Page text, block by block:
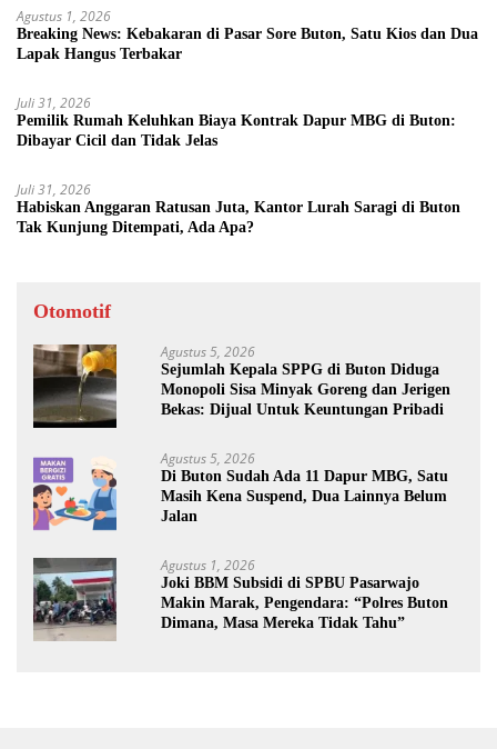
Agustus 1, 2026
Breaking News: Kebakaran di Pasar Sore Buton, Satu Kios dan Dua
Lapak Hangus Terbakar
Juli 31, 2026
Pemilik Rumah Keluhkan Biaya Kontrak Dapur MBG di Buton:
Dibayar Cicil dan Tidak Jelas
Juli 31, 2026
Habiskan Anggaran Ratusan Juta, Kantor Lurah Saragi di Buton
Tak Kunjung Ditempati, Ada Apa?
Otomotif
Agustus 5, 2026
Sejumlah Kepala SPPG di Buton Diduga
Monopoli Sisa Minyak Goreng dan Jerigen
Bekas: Dijual Untuk Keuntungan Pribadi
Agustus 5, 2026
Di Buton Sudah Ada 11 Dapur MBG, Satu
Masih Kena Suspend, Dua Lainnya Belum
Jalan
Agustus 1, 2026
Joki BBM Subsidi di SPBU Pasarwajo
Makin Marak, Pengendara: “Polres Buton
Dimana, Masa Mereka Tidak Tahu”